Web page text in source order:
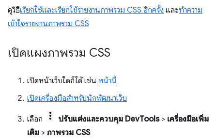
ดูวิธีเรียกใช้และเรียกใช้รายงานภาพรวม CSS อีกครั้ง และทําความ
เข้าใจรายงานภาพรวม CSS
เปิดแผงภาพรวม CSS
เปิดหน้าเว็บใดก็ได้ เช่น หน้านี้
เปิดเครื่องมือสำหรับนักพัฒนาเว็บ
เลือก ปรับแต่งและควบคุม DevTools> เครื่องมือเพิ่ม
เติม > ภาพรวม CSS